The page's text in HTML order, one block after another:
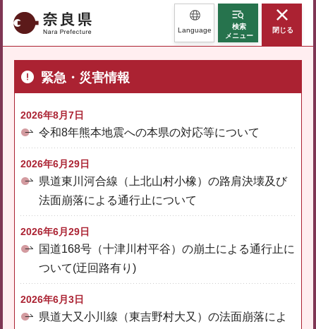
奈良県 Language
検索
メニュー
閉じる
緊急・災害情報
2026年8月7日
令和8年熊本地震への本県の対応等について
2026年6月29日
県道東川河合線（上北山村小橡）の路肩決壊及び
法面崩落による通行止について
2026年6月29日
国道168号（十津川村平谷）の崩土による通行止に
ついて(迂回路有り)
2026年6月3日
県道大又小川線（東吉野村大又）の法面崩落によ